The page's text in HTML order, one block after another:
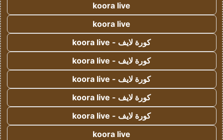
koora live
koora live
كورة لايف - koora live
كورة لايف - koora live
كورة لايف - koora live
كورة لايف - koora live
كورة لايف - koora live
koora live